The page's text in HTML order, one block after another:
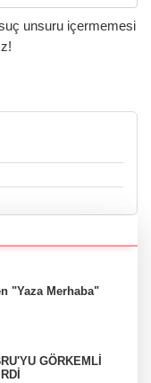
unsuru içermemesi
"Yaza Merhaba"
GÖRKEMLİ